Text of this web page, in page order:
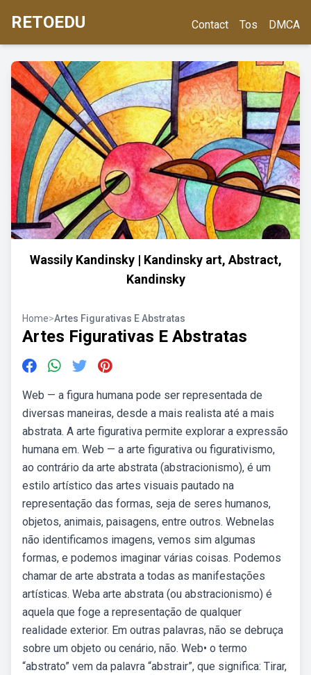
RETOEDU Contact Tos DMCA
Wassily Kandinsky | Kandinsky art, Abstract,
Kandinsky
Home>Artes Figurativas E Abstratas
Artes Figurativas E Abstratas
Web — a figura humana pode ser representada de
diversas maneiras, desde a mais realista até a mais
abstrata. A arte figurativa permite explorar a expressão
humana em. Web — a arte figurativa ou figurativismo,
ao contrário da arte abstrata (abstracionismo), é um
estilo artístico das artes visuais pautado na
representação das formas, seja de seres humanos,
objetos, animais, paisagens, entre outros. Webnelas
não identificamos imagens, vemos sim algumas
formas, e podemos imaginar várias coisas. Podemos
chamar de arte abstrata a todas as manifestações
artísticas. Weba arte abstrata (ou abstracionismo) é
aquela que foge a representação de qualquer
realidade exterior. Em outras palavras, não se debruça
sobre um objeto ou cenário, não. Web• o termo
“abstrato” vem da palavra “abstrair”, que significa: Tirar,